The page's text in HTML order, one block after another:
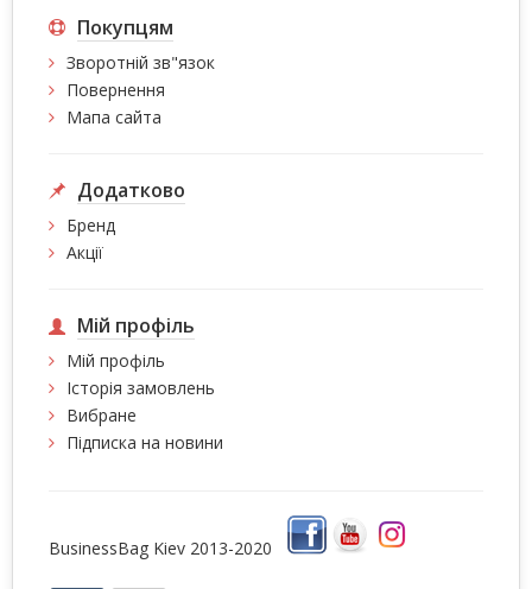
Покупцям
Зворотній зв"язок
Повернення
Мапа сайта
Додатково
Бренд
Акції
Мій профіль
Мій профіль
Історія замовлень
Вибране
Підписка на новини
BusinessBag Kiev 2013-2020